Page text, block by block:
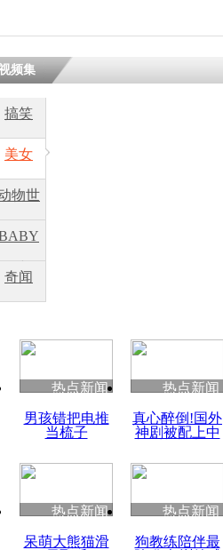
频集
搞笑
美女
物世
秀
奇闻
热点新闻
男孩错把电推
当梳子
热点新闻
真心醉倒!国外
神剧被配上中
热点新闻
呆萌大熊猫滑
热点新闻
狗教练陪伴最